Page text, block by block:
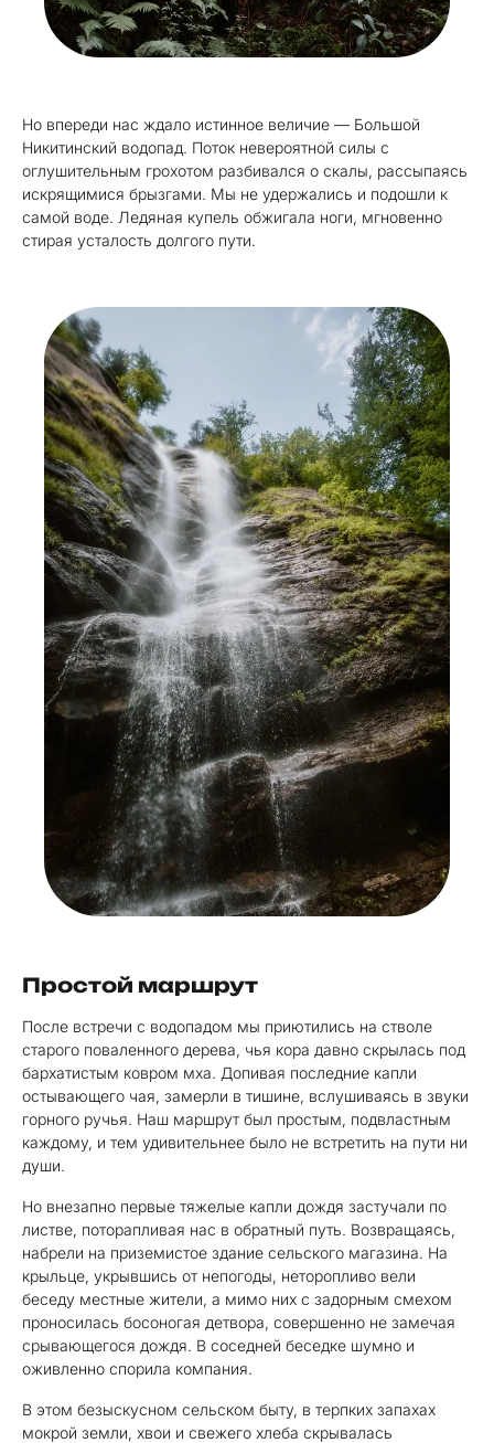
Но впереди нас ждало истинное величие — Большой
Никитинский водопад. Поток невероятной силы с
оглушительным грохотом разбивался о скалы, рассыпаясь
искрящимися брызгами. Мы не удержались и подошли к
самой воде. Ледяная купель обжигала ноги, мгновенно
стирая усталость долгого пути.
Простой маршрут
После встречи с водопадом мы приютились на стволе
старого поваленного дерева, чья кора давно скрылась под
бархатистым ковром мха. Допивая последние капли
остывающего чая, замерли в тишине, вслушиваясь в звуки
горного ручья. Наш маршрут был простым, подвластным
каждому, и тем удивительнее было не встретить на пути ни
души.
Но внезапно первые тяжелые капли дождя застучали по
листве, поторапливая нас в обратный путь. Возвращаясь,
набрели на приземистое здание сельского магазина. На
крыльце, укрывшись от непогоды, неторопливо вели
беседу местные жители, а мимо них с задорным смехом
проносилась босоногая детвора, совершенно не замечая
срывающегося дождя. В соседней беседке шумно и
оживленно спорила компания.
В этом безыскусном сельском быту, в терпких запахах
мокрой земли, хвои и свежего хлеба скрывалась